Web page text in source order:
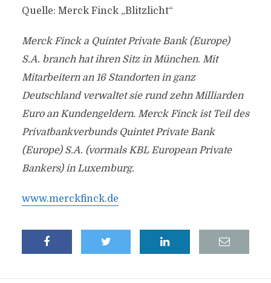
Quelle: Merck Finck „Blitzlicht“
Merck Finck a Quintet Private Bank (Europe)
S.A. branch hat ihren Sitz in München. Mit
Mitarbeitern an 16 Standorten in ganz
Deutschland verwaltet sie rund zehn Milliarden
Euro an Kundengeldern. Merck Finck ist Teil des
Privatbankverbunds Quintet Private Bank
(Europe) S.A. (vormals KBL European Private
Bankers) in Luxemburg.
www.merckfinck.de